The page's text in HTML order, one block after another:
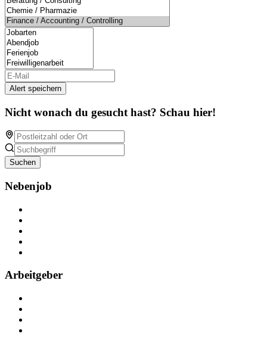
Alert speichern
Nicht wonach du gesucht hast? Schau hier!
Suchen
Nebenjob
Arbeitgeber